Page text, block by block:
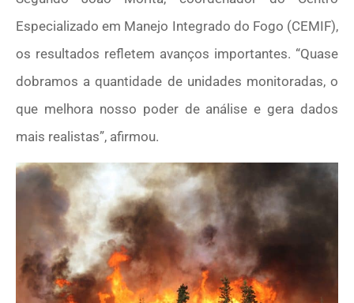
Especializado em Manejo Integrado do Fogo (CEMIF),
os resultados refletem avanços importantes. “Quase
dobramos a quantidade de unidades monitoradas, o
que melhora nosso poder de análise e gera dados
mais realistas”, afirmou.